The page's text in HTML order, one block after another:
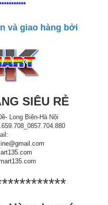
và giao hàng bởi
SIÊU RẺ
Long Biên-Hà Nội